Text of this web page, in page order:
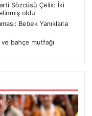
Sözcüsü Çelik: İki
oldu
Bebek Yanıklarla
ve bahçe mutfağı